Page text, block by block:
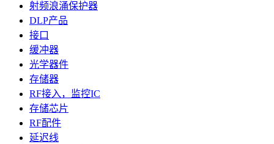
射频浪涌保护器
DLP产品
接口
缓冲器
光学器件
存储器
RF接入，监控IC
存储芯片
RF配件
延迟线